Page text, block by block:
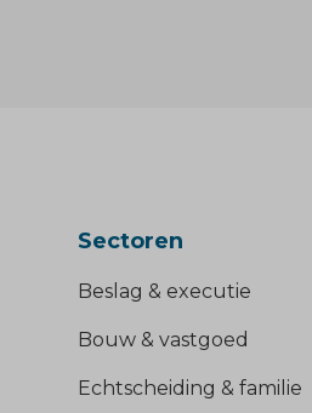
Sectoren
Beslag & executie
Bouw & vastgoed
Echtscheiding & familie